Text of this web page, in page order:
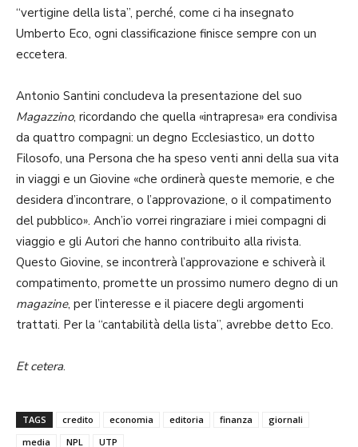
“vertigine della lista”, perché, come ci ha insegnato
Umberto Eco, ogni classificazione finisce sempre con un
eccetera.
Antonio Santini concludeva la presentazione del suo
Magazzino, ricordando che quella «intrapresa» era condivisa
da quattro compagni: un degno Ecclesiastico, un dotto
Filosofo, una Persona che ha speso venti anni della sua vita
in viaggi e un Giovine «che ordinerà queste memorie, e che
desidera d’incontrare, o l’approvazione, o il compatimento
del pubblico». Anch’io vorrei ringraziare i miei compagni di
viaggio e gli Autori che hanno contribuito alla rivista.
Questo Giovine, se incontrerà l’approvazione e schiverà il
compatimento, promette un prossimo numero degno di un
magazine, per l’interesse e il piacere degli argomenti
trattati. Per la “cantabilità della lista”, avrebbe detto Eco.
Et cetera.
TAGS credito economia editoria finanza
giornali
media
NPL UTP